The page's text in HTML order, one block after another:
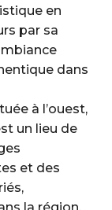
en
par sa
dans
à l’ouest,
un lieu de
et des